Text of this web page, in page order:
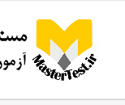
content